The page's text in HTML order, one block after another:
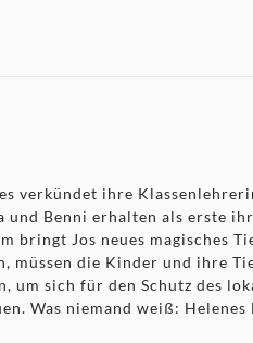
verkündet ihre
Benni erhalten als erste
Jos neues magisches
müssen die Kinder und ihre
sich für den Schutz des
Was niemand weiß: